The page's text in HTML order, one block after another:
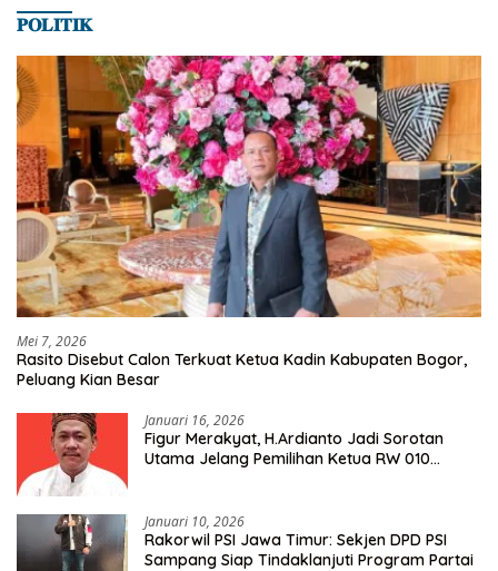
𝐏𝐎𝐋𝐈𝐓𝐈𝐊
Mei 7, 2026
Rasito Disebut Calon Terkuat Ketua Kadin Kabupaten Bogor,
Peluang Kian Besar
Januari 16, 2026
Figur Merakyat, H.Ardianto Jadi Sorotan
Utama Jelang Pemilihan Ketua RW 010
Januari 10, 2026
Rakorwil PSI Jawa Timur: Sekjen DPD PSI
Sampang Siap Tindaklanjuti Program Partai